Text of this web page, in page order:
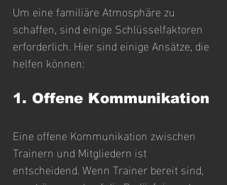
Um eine familiäre Atmosphäre zu
schaffen, sind einige Schlüsselfaktoren
erforderlich. Hier sind einige Ansätze, die
helfen können:
1. Offene Kommunikation
Eine offene Kommunikation zwischen
Trainern und Mitgliedern ist
entscheidend. Wenn Trainer bereit sind,